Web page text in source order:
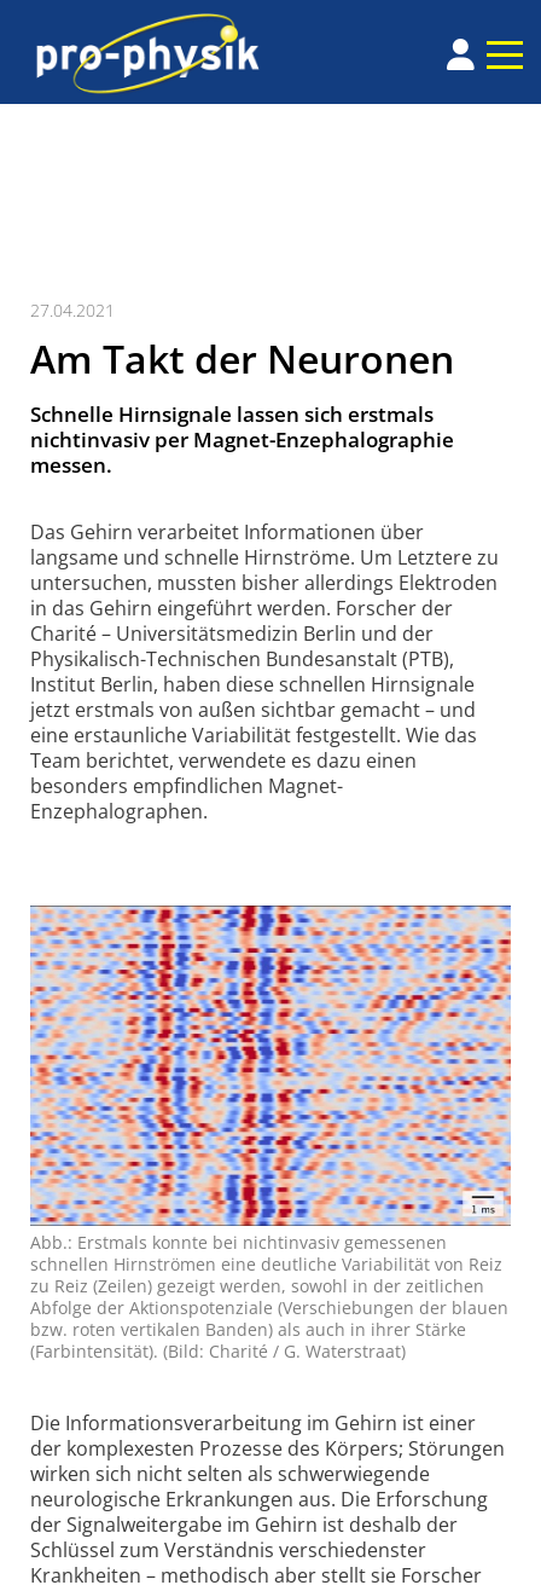
27.04.2021
Am Takt der Neuronen
Schnelle Hirnsignale lassen sich erstmals
nichtinvasiv per Magnet-Enzephalographie
messen.
Das Gehirn verarbeitet Informationen über
langsame und schnelle Hirnströme. Um Letztere zu
untersuchen, mussten bisher allerdings Elektroden
in das Gehirn eingeführt werden. Forscher der
Charité – Universitäts­medizin Berlin und der
Physikalisch-Technischen Bundes­anstalt (PTB),
Institut Berlin, haben diese schnellen Hirnsignale
jetzt erstmals von außen sichtbar gemacht – und
eine erstaunliche Variabilität festgestellt. Wie das
Team berichtet, verwendete es dazu einen
besonders empfindlichen Magnet-
Enzephalographen.
Abb.: Erstmals konnte bei nichtinvasiv gemessenen
schnellen Hirnströmen eine deutliche Variabilität von Reiz
zu Reiz (Zeilen) gezeigt werden, sowohl in der zeitlichen
Abfolge der Aktions­potenziale (Verschiebungen der blauen
bzw. roten vertikalen Banden) als auch in ihrer Stärke
(Farbintensität). (Bild: Charité / G. Waterstraat)
Die Informationsverarbeitung im Gehirn ist einer
der komplexesten Prozesse des Körpers; Störungen
wirken sich nicht selten als schwer­wiegende
neurologische Erkrankungen aus. Die Erforschung
der Signalweitergabe im Gehirn ist deshalb der
Schlüssel zum Verständnis verschiedenster
Krankheiten – methodisch aber stellt sie Forscher